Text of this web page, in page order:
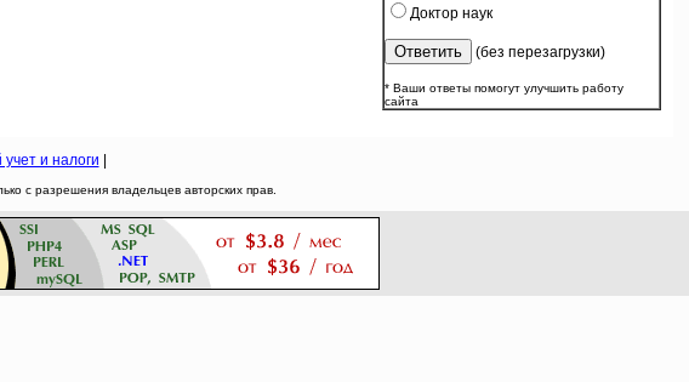
Доктор наук
(без перезагрузки)
* Ваши ответы помогут улучшить работу
сайта
учет и налоги
с разрешения владельцев авторских прав.